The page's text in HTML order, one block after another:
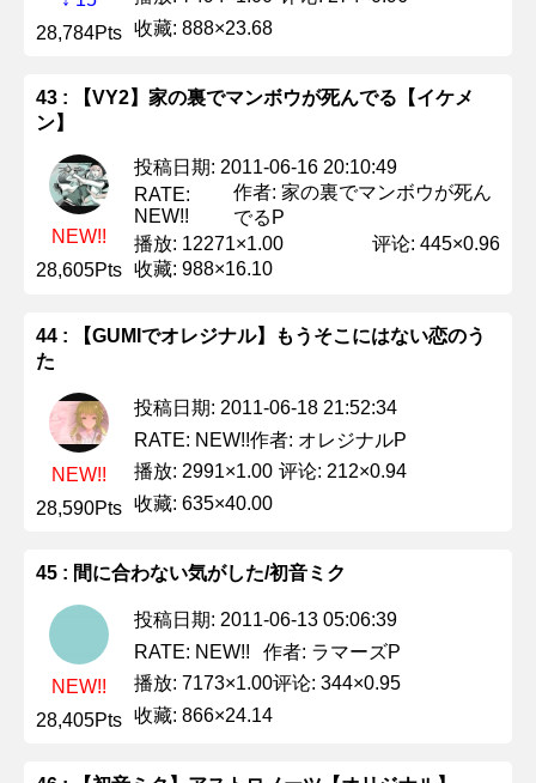
28,784Pts 收藏: 888×23.68
43 : 【VY2】家の裏でマンボウが死んでる【イケメ
ン】
NEW!!
28,605Pts
投稿日期: 2011-06-16 20:10:49
RATE:
NEW!!
作者: 家の裏でマンボウが死ん
でるP
播放: 12271×1.00
评论: 445×0.96
收藏: 988×16.10
44 : 【GUMIでオレジナル】もうそこにはない恋のう
た
NEW!!
28,590Pts
投稿日期: 2011-06-18 21:52:34
RATE: NEW!!作者: オレジナルP
播放: 2991×1.00 评论: 212×0.94
收藏: 635×40.00
45 : 間に合わない気がした/初音ミク
NEW!!
28,405Pts
投稿日期: 2011-06-13 05:06:39
RATE: NEW!!
作者: ラマーズP
播放: 7173×1.00评论: 344×0.95
收藏: 866×24.14